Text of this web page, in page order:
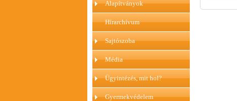
Alapítványok
Hírarchívum
Sajtószoba
Média
Ügyintézés, mit hol?
Gyermekvédelem